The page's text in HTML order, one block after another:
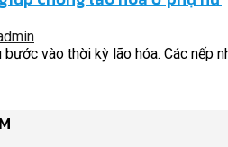
vào thời kỳ lão hóa. Các nếp